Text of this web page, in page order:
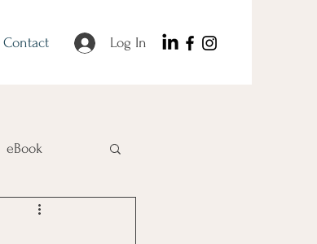
Contact Log In
eBook